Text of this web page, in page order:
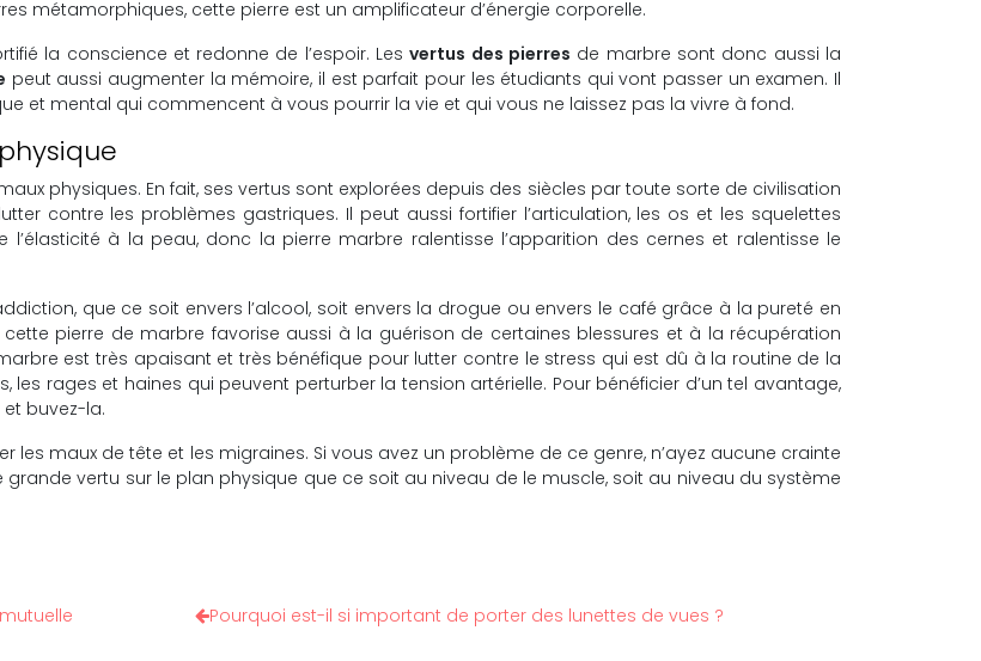
métamorphiques, cette pierre est un amplificateur d’énergie corporelle.
la conscience et redonne de l’espoir. Lesvertus des pierres de marbre sont donc aussi la
peut aussi augmenter la mémoire, il est parfait pour les étudiants qui vont passer un examen. Il
et mental qui commencent à vous pourrir la vie et qui vous ne laissez pas la vivre à fond.
physiques. En fait, ses vertus sont explorées depuis des siècles par toute sorte de civilisation
contre les problèmes gastriques. Il peut aussi fortifier l’articulation, les os et les squelettes
à la peau, donc la pierre marbre ralentisse l’apparition des cernes et ralentisse le
que ce soit envers l’alcool, soit envers la drogue ou envers le café grâce à la pureté en
pierre de marbre favorise aussi à la guérison de certaines blessures et à la récupération
est très apaisant et très bénéfique pour lutter contre le stress qui est dû à la routine de la
rages et haines qui peuvent perturber la tension artérielle. Pour bénéficier d’un tel avantage,
buvez-la.
les maux de tête et les migraines. Si vous avez un problème de ce genre, n’ayez aucune crainte
vertu sur le plan physique que ce soit au niveau de le muscle, soit au niveau du système
Pourquoi est-il si important de porter des lunettes de vues ?